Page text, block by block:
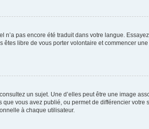
pas encore été traduit dans votre langue.
libre de vous porter volontaire et commencer
un sujet. Une d’elles peut être une image
vous avez publié, ou permet de différencier votre
à chaque utilisateur.